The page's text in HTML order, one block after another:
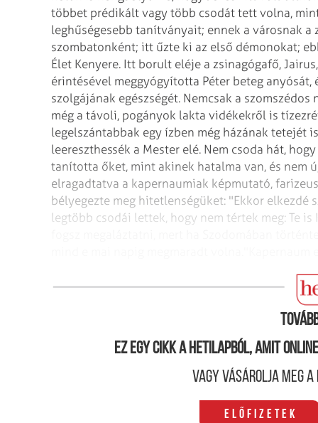
többet prédikált vagy több csodát tett volna,
leghűségesebb tanítványait; ennek a városnak
szombatonként; itt űzte ki az első démonokat;
Élet Kenyere. Itt borult eléje a zsinagógafő,
érintésével meggyógyította Péter beteg anyósát,
szolgájának egészségét. Nemcsak a
még a távoli, pogányok lakta vidékekről is
legelszántabbak egy ízben még házának tetejét
leereszthessék a Mester elé. Nem csoda hát,
tanította őket, mint akinek hatalma van, és nem
elragadtatva a kapernaumiak képmutató,
bélyegezte meg hitetlenségüket: "Ekkor elkezdé
legtöbb csodái lettek, hogy nem tértek meg: Te
Mai halászok Kapernaum környékén
Ez egy cikk a hetilapból, amit
Vagy vásárolja meg
Előfizetek